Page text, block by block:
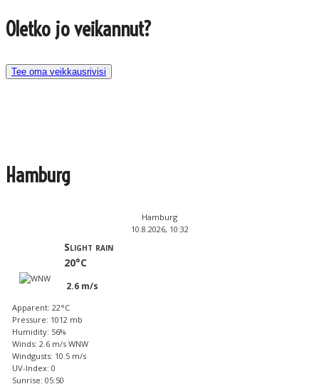
Oletko jo veikannut?
Tee oma veikkausrivisi
Hamburg
Hamburg
10.8.2026, 10:32
Slight rain
20°C
2.6 m/s
Apparent: 22°C
Pressure: 1012 mb
Humidity: 56%
Winds: 2.6 m/s WNW
Windgusts: 10.5 m/s
UV-Index: 0
Sunrise: 05:50